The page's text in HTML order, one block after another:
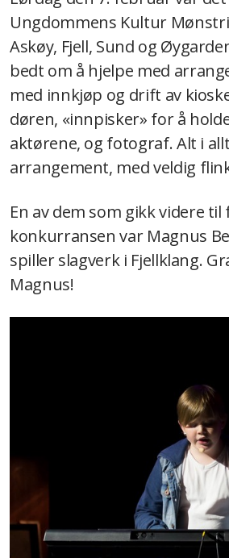
Ungdommens Kultur
Askøy, Fjell, Sund og
bedt om å hjelpe med
med innkjøp og drift av
døren, «innpisker» for å
aktørene, og fotograf. Alt i
arrangement, med veldig
En av dem som gikk videre til
konkurransen var Magnus
spiller slagverk i Fjellklang.
Magnus!
2022
2021
2020
2019
2018
2016
Kontakt oss